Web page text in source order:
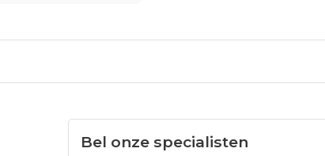
Bel onze specialisten